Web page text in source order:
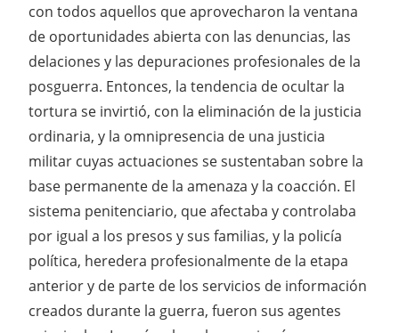
con todos aquellos que aprovecharon la ventana
de oportunidades abierta con las denuncias, las
delaciones y las depuraciones profesionales de la
posguerra. Entonces, la tendencia de ocultar la
tortura se invirtió, con la eliminación de la justicia
ordinaria, y la omnipresencia de una justicia
militar cuyas actuaciones se sustentaban sobre la
base permanente de la amenaza y la coacción. El
sistema penitenciario, que afectaba y controlaba
por igual a los presos y sus familias, y la policía
política, heredera profesionalmente de la etapa
anterior y de parte de los servicios de información
creados durante la guerra, fueron sus agentes